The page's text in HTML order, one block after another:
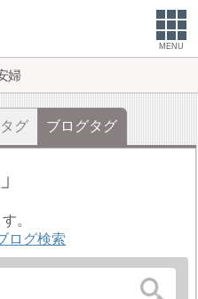
MENU
婦
グ ブログタグ
。
ログ検索